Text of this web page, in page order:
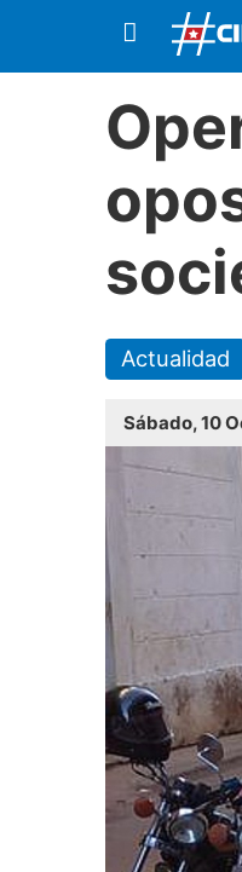
Actualidad
Sábado, 10